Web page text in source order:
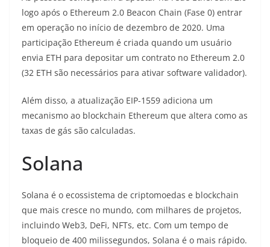
logo após o Ethereum 2.0 Beacon Chain (Fase 0) entrar
em operação no início de dezembro de 2020. Uma
participação Ethereum é criada quando um usuário
envia ETH para depositar um contrato no Ethereum 2.0
(32 ETH são necessários para ativar software validador).
Além disso, a atualização EIP-1559 adiciona um
mecanismo ao blockchain Ethereum que altera como as
taxas de gás são calculadas.
Solana
Solana é o ecossistema de criptomoedas e blockchain
que mais cresce no mundo, com milhares de projetos,
incluindo Web3, DeFi, NFTs, etc. Com um tempo de
bloqueio de 400 milissegundos, Solana é o mais rápido.